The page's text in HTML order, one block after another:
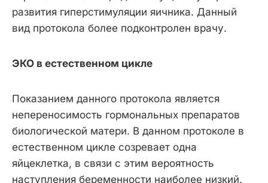
развития гиперстимуляции яичника. Данный
вид протокола более подконтролен врачу.
ЭКО в естественном цикле
Показанием данного протокола является
непереносимость гормональных препаратов
биологической матери. В данном протоколе в
естественном цикле созревает одна
яйцеклетка, в связи с этим вероятность
наступления беременности наиболее низкий.